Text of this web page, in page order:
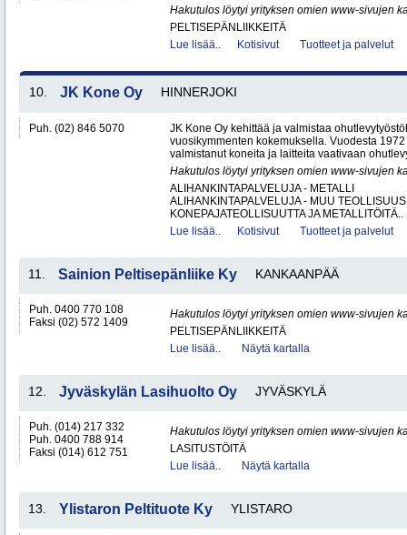
Hakutulos löytyi yrityksen omien www-sivujen
PELTISEPÄNLIIKKEITÄ
Lue lisää..
Kotisivut Tuotteet ja palvelut
10. JK Kone Oy HINNERJOKI
Puh. (02) 846 5070
JK Kone Oy kehittää ja valmistaa
vuosikymmenten kokemuksella. Vuodesta
valmistanut koneita ja laitteita vaativaan
Hakutulos löytyi yrityksen omien www-sivujen
ALIHANKINTAPALVELUJA - METALLI
ALIHANKINTAPALVELUJA - MUU TEOLLISUUS
KONEPAJATEOLLISUUTTA JA METALLITÖITÄ..
Lue lisää..
Kotisivut Tuotteet ja palvelut
11. Sainion Peltisepänliike Ky KANKAANPÄÄ
Puh. 0400 770 108
Faksi (02) 572 1409
Hakutulos löytyi yrityksen omien www-sivujen
PELTISEPÄNLIIKKEITÄ
Lue lisää..
Näytä kartalla
12. Jyväskylän Lasihuolto Oy JYVÄSKYLÄ
Puh. (014) 217 332
Puh. 0400 788 914
Faksi (014) 612 751
Hakutulos löytyi yrityksen omien www-sivujen
LASITUSTÖITÄ
Lue lisää..
Näytä kartalla
13. Ylistaron Peltituote Ky YLISTARO